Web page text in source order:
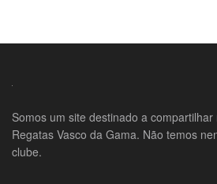
Somos um site destinado a
Regatas Vasco da Gama. Não temos
clube.